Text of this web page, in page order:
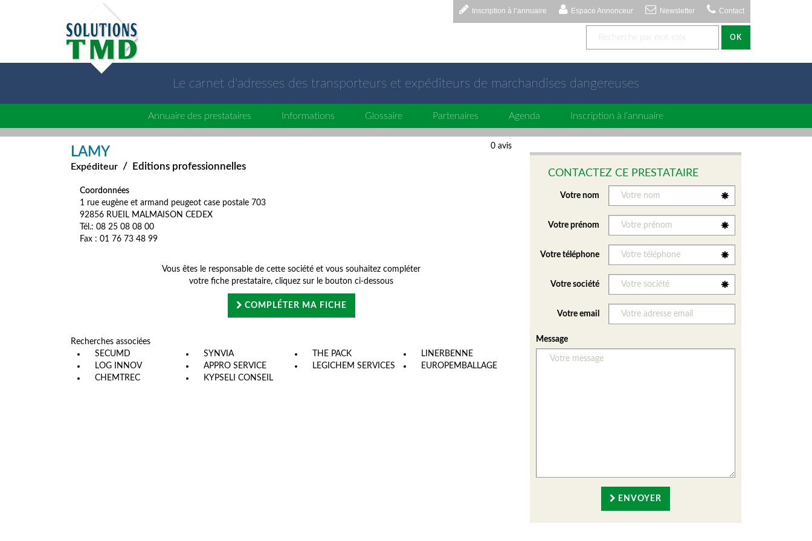
Inscription à l’annuaire Espace Annonceur Newsletter Contact
OK
Le carnet d'adresses des transporteurs et expéditeurs de marchandises dangereuses
Annuaire des prestataires Informations Glossaire Partenaires Agenda Inscription à l’annuaire
LAMY
Expéditeur / Editions professionnelles
0 avis
Coordonnées
1 rue eugène et armand peugeot case postale 703
92856 RUEIL MALMAISON CEDEX
Tél.: 08 25 08 08 00
Fax : 01 76 73 48 99
Vous êtes le responsable de cette société et vous souhaitez compléter
votre fiche prestataire, cliquez sur le bouton ci-dessous
COMPLÉTER MA FICHE
Recherches associées
SECUMD
SYNVIA THE PACK
LINERBENNE
LOG INNOV
APPRO SERVICE LEGICHEM SERVICES
EUROPEMBALLAGE
CHEMTREC
KYPSELI CONSEIL
CONTACTEZ CE PRESTATAIRE
Votre nom
Votre prénom
Votre téléphone
Votre société
Votre email
Message
ENVOYER